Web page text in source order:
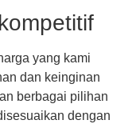
yang kami
dan keinginan
berbagai pilihan
dengan